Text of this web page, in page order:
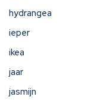
hydrangea
ieper
ikea
jaar
jasmijn